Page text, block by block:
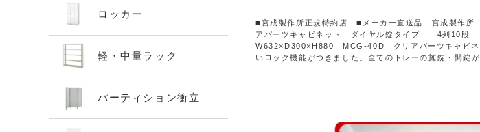
■宮成製作所正規特約店 ■メーカー直送品 宮成製作
アパーツキャビネット ダイヤル錠タイプ 4列10段
W632×D300×H880 MCG-40D クリアパーツキャビネ
いロック機能がつきました。全てのトレーの施錠・開錠が
ロッカー
軽・中量ラック
パーティション衝立